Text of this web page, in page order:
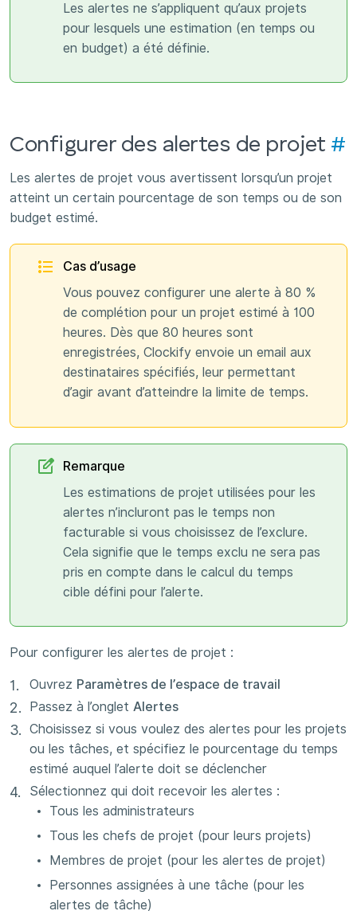
Les alertes ne s’appliquent qu’aux projets
pour lesquels une estimation (en temps ou
en budget) a été définie.
Configurer des alertes de projet #
Les alertes de projet vous avertissent lorsqu’un projet
atteint un certain pourcentage de son temps ou de son
budget estimé.
Cas d’usage
Vous pouvez configurer une alerte à 80 %
de complétion pour un projet estimé à 100
heures. Dès que 80 heures sont
enregistrées, Clockify envoie un email aux
destinataires spécifiés, leur permettant
d’agir avant d’atteindre la limite de temps.
Remarque
Les estimations de projet utilisées pour les
alertes n’incluront pas le temps non
facturable si vous choisissez de l’exclure.
Cela signifie que le temps exclu ne sera pas
pris en compte dans le calcul du temps
cible défini pour l’alerte.
Pour configurer les alertes de projet :
Ouvrez Paramètres de l’espace de travail
Passez à l’onglet Alertes
Choisissez si vous voulez des alertes pour les projets
ou les tâches, et spécifiez le pourcentage du temps
estimé auquel l’alerte doit se déclencher
Sélectionnez qui doit recevoir les alertes :
Tous les administrateurs
Tous les chefs de projet (pour leurs projets)
Membres de projet (pour les alertes de projet)
Personnes assignées à une tâche (pour les
alertes de tâche)